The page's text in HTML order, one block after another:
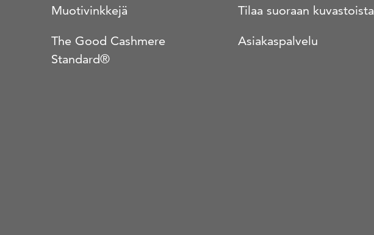
Muotivinkkejä
The Good Cashmere
Standard®
Tilaa suoraan kuvastoista
Asiakaspalvelu